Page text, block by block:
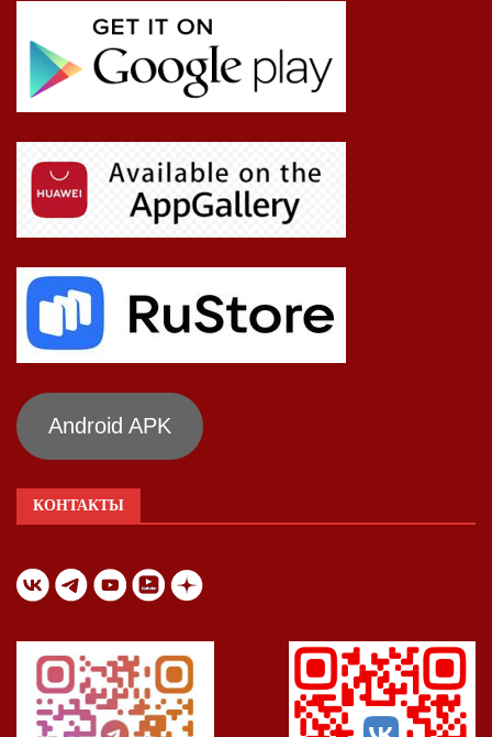
Android APK
КОНТАКТЫ